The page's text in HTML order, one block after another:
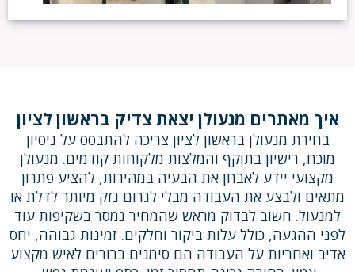
איך מאתרים מנעולן יצאת צדיק בראשון לציון
בחירת מנעולן בראשון לציון צריכה להתבסס על ניסיון
מוכח, רישיון בתוקף והמלצות מלקוחות קודמים. מנעולן
מקצועי יידע לאבחן את הבעיה במהירות, להציע פתרון
מתאים ולבצע את העבודה מבלי לגרום נזק מיותר לדלת או
למנעול. חשוב לבדוק מראש שהמחיר נמסר בשקיפות עוד
לפני ההגעה, כולל עלות ביקור וחלקים. זמינות גבוהה, יחס
אדיב ואחריות על העבודה הם סימנים ברורים לאיש מקצוע